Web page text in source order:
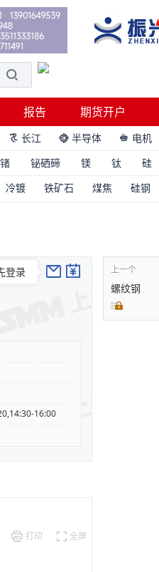
报告 期货开户
 长江  半导体  电机
铋硒碲 镁 钛 硅
冷镀 铁矿石 煤焦 硅钢
登录
16:00
打印 全屏
上一个
螺纹钢